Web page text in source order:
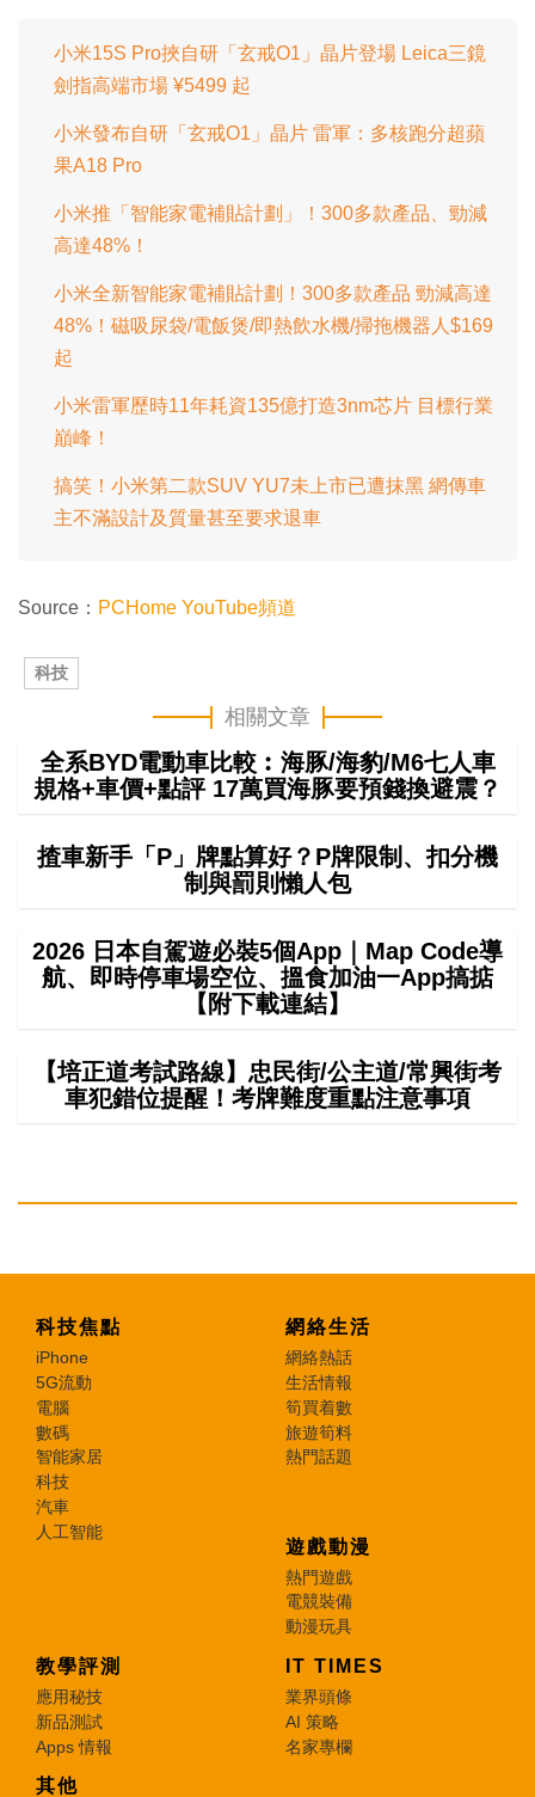
0
%
小米15S Pro挾自研「玄戒O1」晶片登場 Leica三鏡
劍指高端市場 ¥5499 起
小米發布自研「玄戒O1」晶片 雷軍：多核跑分超蘋
果A18 Pro
小米推「智能家電補貼計劃」！300多款產品、勁減
高達48%！
小米全新智能家電補貼計劃！300多款產品 勁減高達
48%！磁吸尿袋/電飯煲/即熱飲水機/掃拖機器人$169
起
小米雷軍歷時11年耗資135億打造3nm芯片 目標行業
巔峰！
搞笑！小米第二款SUV YU7未上市已遭抹黑 網傳車
主不滿設計及質量甚至要求退車
Source： PCHome YouTube頻道
科技
相關文章
全系BYD電動車比較︰海豚/海豹/M6七人車
規格+車價+點評 17萬買海豚要預錢換避震？
揸車新手「P」牌點算好？P牌限制、扣分機
制與罰則懶人包
2026 日本自駕遊必裝5個App｜Map Code導
航、即時停車場空位、搵食加油一App搞掂
【附下載連結】
【培正道考試路線】忠民街/公主道/常興街考
車犯錯位提醒！考牌難度重點注意事項
科技焦點
iPhone
5G流動
電腦
數碼
智能家居
科技
汽車
人工智能
網絡生活
網絡熱話
生活情報
筍買着數
旅遊筍料
熱門話題
遊戲動漫
熱門遊戲
電競裝備
動漫玩具
教學評測
應用秘技
新品測試
Apps 情報
IT TIMES
業界頭條
AI 策略
名家專欄
其他